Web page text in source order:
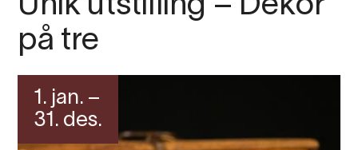
Unik utstilling – Dekor
på tre
1. jan. –
31. des.